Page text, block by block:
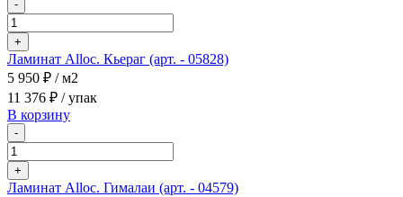
-
+
Ламинат Alloc. Кьераг (арт. - 05828)
5 950 ₽ / м2
11 376 ₽ / упак
В корзину
-
+
Ламинат Alloc. Гималаи (арт. - 04579)